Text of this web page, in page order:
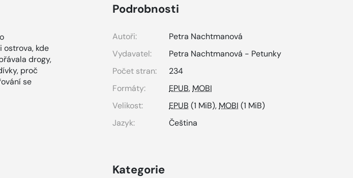
ostrova, kde
drogy,
proč
se
Podrobnosti
Autoři:
Petra Nachtmanová
Vydavatel:
Petra Nachtmanová - Petunky
Počet stran:
234
Formáty:
EPUB, MOBI
Velikost:
EPUB (1 MiB), MOBI (1 MiB)
Jazyk:
Čeština
Kategorie